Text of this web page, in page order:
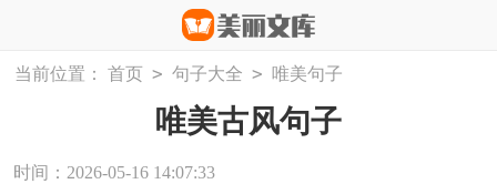
当前位置： 首页 > 句子大全 > 唯美句子
唯美古风句子
时间：2026-05-16 14:07:33